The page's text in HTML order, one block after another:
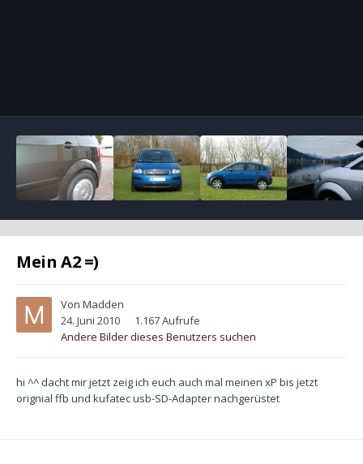
Mein A2 =)
Von Madden
24. Juni 2010
1.167 Aufrufe
Andere Bilder dieses Benutzers suchen
hi ^^ dacht mir jetzt zeig ich euch auch mal meinen xP bis jetzt
orignial ffb und kufatec usb-SD-Adapter nachgerüstet